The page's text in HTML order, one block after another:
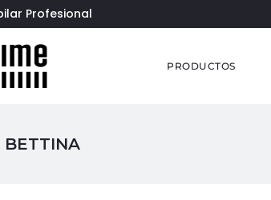
Profesional
PRODUCTOS
BETTINA